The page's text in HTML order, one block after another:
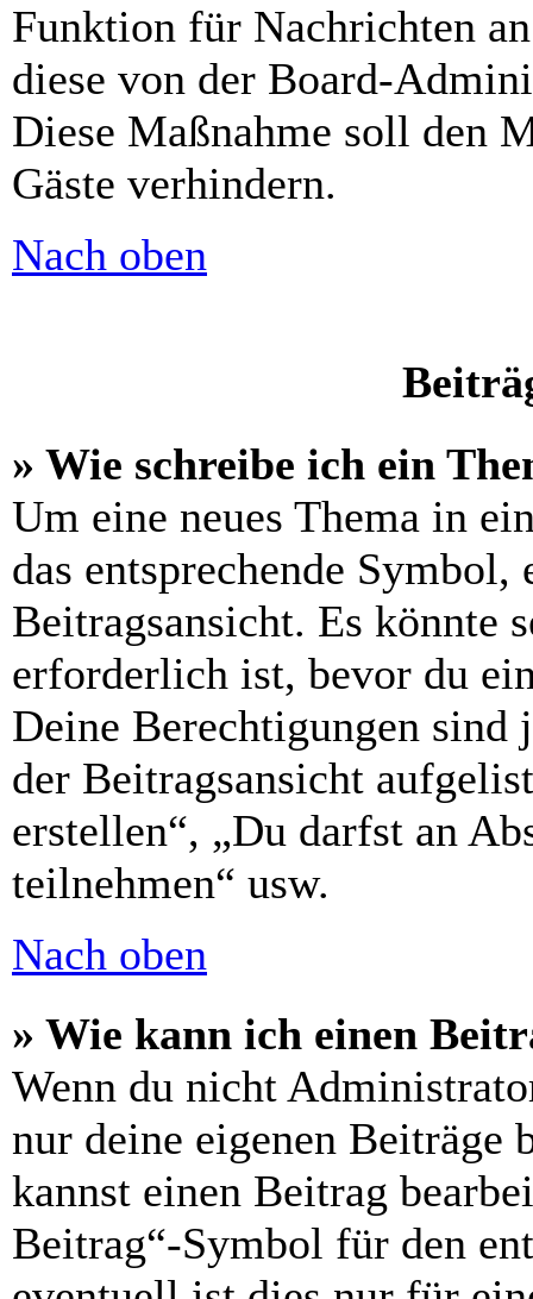
Funktion für Nachrichten
diese von der Board-
Diese Maßnahme soll den
Gäste verhindern.
Nach oben
» Wie schreibe ich ein
Um eine neues Thema in
das entsprechende
Beitragsansicht. Es könnte
erforderlich ist, bevor du
Deine Berechtigungen sind
der Beitragsansicht
erstellen“, „Du darfst an
teilnehmen“ usw.
Nach oben
» Wie kann ich einen
Wenn du nicht
nur deine eigenen Beiträge
kannst einen Beitrag
Beitrag“-Symbol für den